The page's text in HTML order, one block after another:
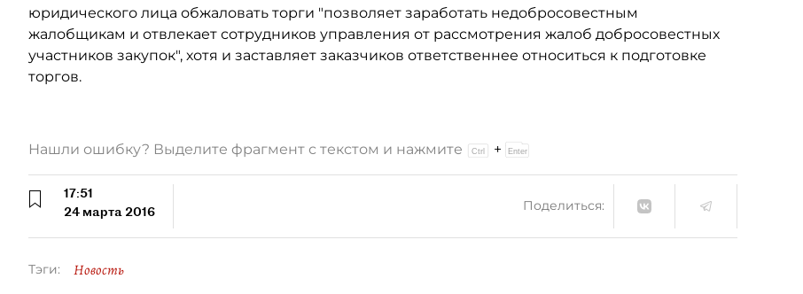
юридического лица обжаловать торги "позволяет заработать недобросовестным
жалобщикам и отвлекает сотрудников управления от рассмотрения жалоб добросовестных
участников закупок", хотя и заставляет заказчиков ответственнее относиться к подготовке
торгов.
Нашли ошибку? Выделите фрагмент с текстом и нажмите +
17:51
24 марта 2016
Поделиться:
Тэги: Новость